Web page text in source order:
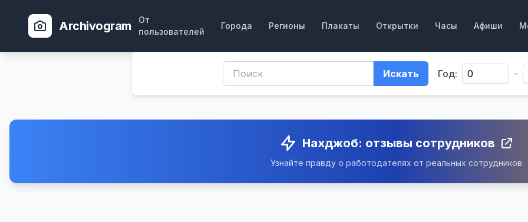
Archivogram
От
пользователей
Города Регионы Плакаты Открытки Часы Афиши
Искать Год: -
Нахджоб: отзывы сотрудников
Узнайте правду о работодателях от реальных сотрудников